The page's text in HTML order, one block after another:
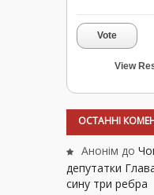
Vote
View
ОСТАННІ
Анонім до
депутатки
сину три ребра